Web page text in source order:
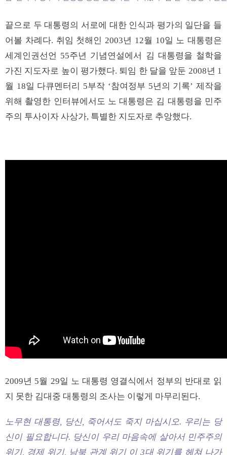
끝으로 두 대통령의 서로에 대한 인식과 평가의 일단을 들
어볼 차례다. 취임 첫해인 2003년 12월 10일 노 대통령은
세계인권선언 55주년 기념연설에서 김 대통령을 철학을
가진 지도자로 높이 평가했다. 퇴임 한 달을 앞둔 2008년 1
월 18일 다큐멘터리 5부작 ‘참여정부 5년의 기록’ 제작을
위해 촬영한 인터뷰에서도 노 대통령은 김 대통령을 민주
주의 투사이자 사상가, 특별한 지도자로 추앙했다.
2009년 5월 29일 노 대통령 영결식에서 정부의 반대로 읽
지 못한 김대중 대통령의 조사는 이렇게 마무리된다.
노무현 대통령, 당신, 죽어서도 죽지 마십시오. 우리는 당
신이 필요합니다. 당신이 우리 마음속에 살아서 민주주의
위기, 경제 위기, 남북 관계 위기 이 3대 위기를 헤쳐 나가